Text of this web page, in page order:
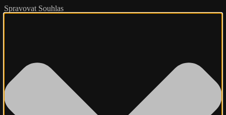
Spravovat Souhlas